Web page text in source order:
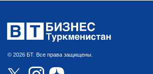
© 2026 БТ. Все права защищены.